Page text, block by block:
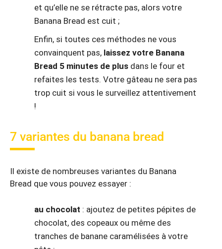
et qu’elle ne se rétracte pas, alors votre
Banana Bread est cuit ;
Enfin, si toutes ces méthodes ne vous
convainquent pas, laissez votre Banana
Bread 5 minutes de plus dans le four et
refaites les tests. Votre gâteau ne sera pas
trop cuit si vous le surveillez attentivement
!
7 variantes du banana bread
Il existe de nombreuses variantes du Banana
Bread que vous pouvez essayer :
au chocolat : ajoutez de petites pépites de
chocolat, des copeaux ou même des
tranches de banane caramélisées à votre